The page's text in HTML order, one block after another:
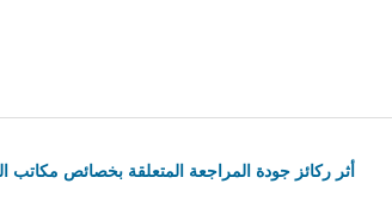
أثر ركائز جودة المراجعة المتعلقة بخصائص